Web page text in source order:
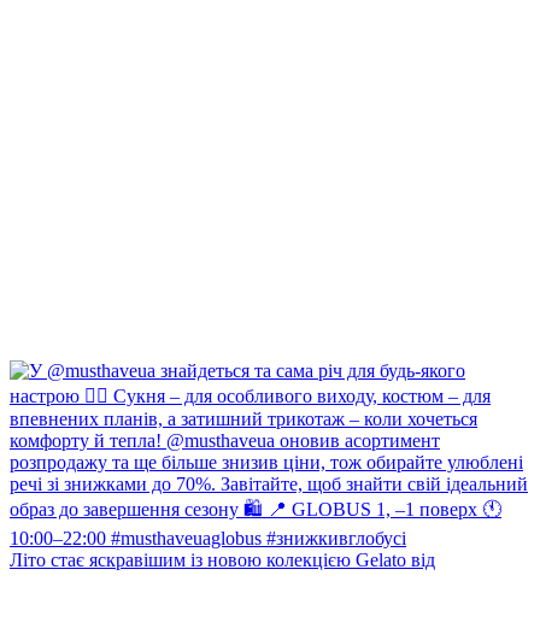
Літо стає яскравішим із новою колекцією Gelato від